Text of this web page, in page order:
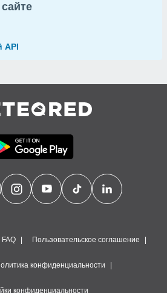
API
FAQ Пользовательское соглашение
конфиденциальности
конфиденциальности